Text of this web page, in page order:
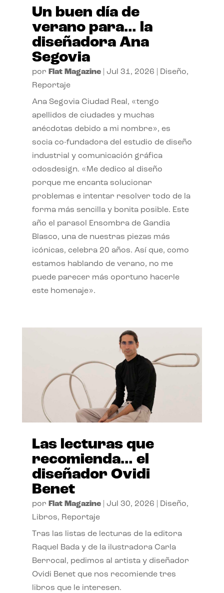
Un buen día de
verano para… la
diseñadora Ana
Segovia
por Flat Magazine| Jul 31, 2026 Diseño,
Reportaje
Ana Segovia Ciudad Real, «tengo
apellidos de ciudades y muchas
anécdotas debido a mi nombre», es
socia co-fundadora del estudio de diseño
industrial y comunicación gráfica
odosdesign. «Me dedico al diseño
porque me encanta solucionar
problemas e intentar resolver todo de la
forma más sencilla y bonita posible. Este
año el parasol Ensombra de Gandia
Blasco, una de nuestras piezas más
icónicas, celebra 20 años. Así que, como
estamos hablando de verano, no me
puede parecer más oportuno hacerle
este homenaje».
Las lecturas que
recomienda… el
diseñador Ovidi
Benet
por Flat Magazine| Jul 30, 2026 Diseño,
Libros, Reportaje
Tras las listas de lecturas de la editora
Raquel Bada y de la ilustradora Carla
Berrocal, pedimos al artista y diseñador
Ovidi Benet que nos recomiende tres
libros que le interesen.